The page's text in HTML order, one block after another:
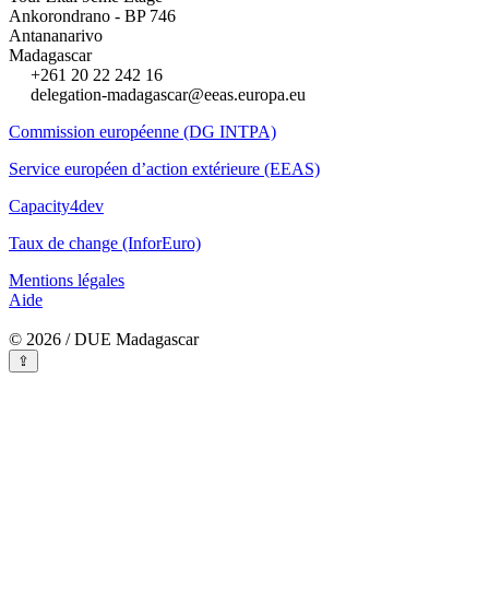
Ankorondrano - BP 746
Antananarivo
Madagascar
+261 20 22 242 16
delegation-madagascar@eeas.europa.eu
Commission européenne (DG INTPA)
Service européen d’action extérieure (EEAS)
Capacity4dev
Taux de change (InforEuro)
Mentions légales
Aide
© 2026 / DUE Madagascar
⇪